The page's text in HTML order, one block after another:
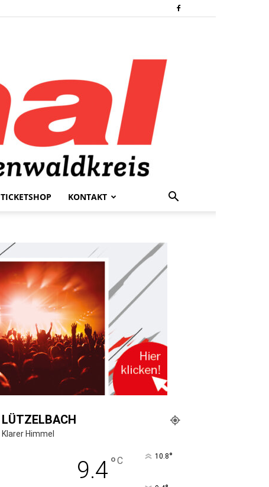
TICKETSHOP KONTAKT
LÜTZELBACH
Klarer Himmel
9.4°C 10.8°